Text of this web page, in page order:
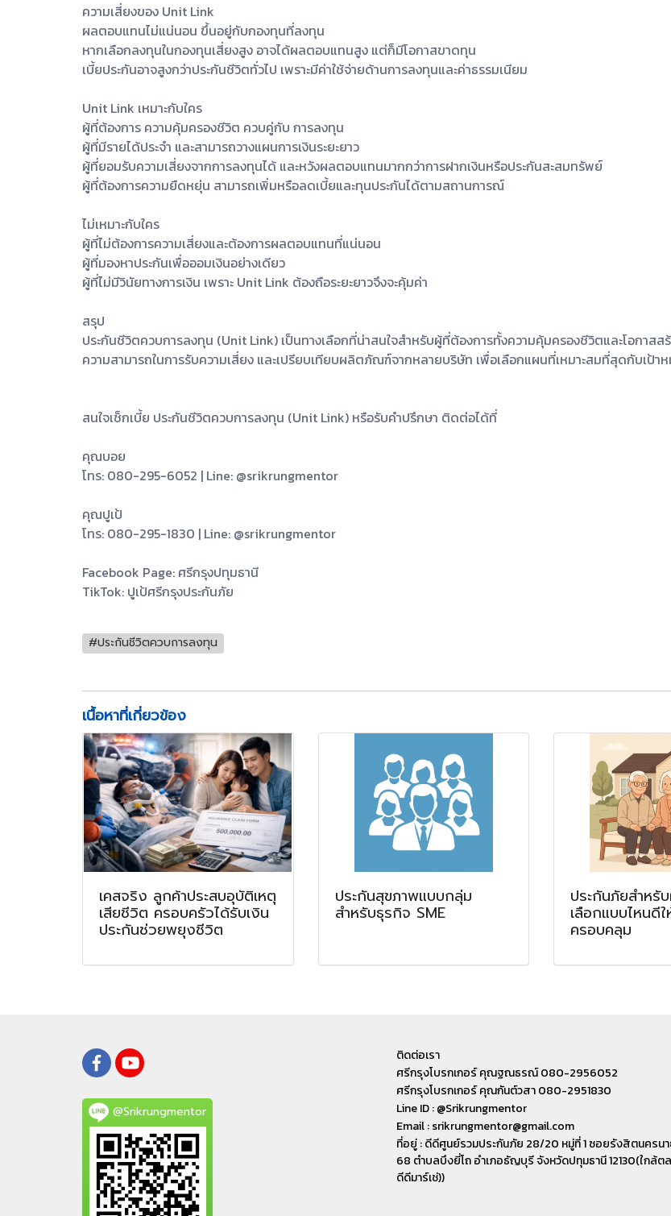
ความเสี่ยงของ Unit Link
ผลตอบแทนไม่แน่นอน ขึ้นอยู่กับกองทุนที่ลงทุน
หากเลือกลงทุนในกองทุนเสี่ยงสูง อาจได้ผลตอบแทนสูง แต่ก็มีโอกาสขาดทุน
เบี้ยประกันอาจสูงกว่าประกันชีวิตทั่วไป เพราะมีค่าใช้จ่ายด้านการลงทุนและค่าธรรมเนียม
Unit Link เหมาะกับใคร
ผู้ที่ต้องการ ความคุ้มครองชีวิต ควบคู่กับ การลงทุน
ผู้ที่มีรายได้ประจำ และสามารถวางแผนการเงินระยะยาว
ผู้ที่ยอมรับความเสี่ยงจากการลงทุนได้ และหวังผลตอบแทนมากกว่าการฝากเงินหรือประกันสะสมทรัพย์
ผู้ที่ต้องการความยืดหยุ่น สามารถเพิ่มหรือลดเบี้ยและทุนประกันได้ตามสถานการณ์
ไม่เหมาะกับใคร
ผู้ที่ไม่ต้องการความเสี่ยงและต้องการผลตอบแทนที่แน่นอน
ผู้ที่มองหาประกันเพื่อออมเงินอย่างเดียว
ผู้ที่ไม่มีวินัยทางการเงิน เพราะ Unit Link ต้องถือระยะยาวจึงจะคุ้มค่า
สรุป
ประกันชีวิตควบการลงทุน (Unit Link) เป็นทางเลือกที่น่าสนใจสำหรับผู้ที่ต้องการทั้งความคุ้มครองชีวิตและโอกา
ความสามารถในการรับความเสี่ยง และเปรียบเทียบผลิตภัณฑ์จากหลายบริษัท เพื่อเลือกแผนที่เหมาะสมที่สุดกับเป้าห
สนใจเช็กเบี้ย ประกันชีวิตควบการลงทุน (Unit Link) หรือรับคำปรึกษา ติดต่อได้ที่
คุณบอย
โทร: 080-295-6052 | Line: @srikrungmentor
คุณปูเป้
โทร: 080-295-1830 | Line: @srikrungmentor
Facebook Page: ศรีกรุงปทุมธานี
TikTok: ปูเป้ศรีกรุงประกันภัย
#ประกันชีวิตควบการลงทุน
เนื้อหาที่เกี่ยวข้อง
เคสจริง ลูกค้าประสบอุบัติเหตุ
เสียชีวิต ครอบครัวได้รับเงิน
ประกันช่วยพยุงชีวิต
ประกันสุขภาพแบบกลุ่ม
สำหรับธุรกิจ SME
ประกันภัยสำหรั
เลือกแบบไหนดี
ครอบคลุม
@Srikrungmentor
ติดต่อเรา
ศรีกรุงโบรกเกอร์ คุณฐณธรณ์ 080-2956052
ศรีกรุงโบรกเกอร์ คุณกันต์วสา 080-2951830
Line ID : @Srikrungmentor
Email : srikrungmentor@gmail.com
ที่อยู่ : ดีดีศูนย์รวมประกันภัย 28/20 หมู่ที่ 1 ซอยรังสิตนครน
68 ตำบลบึงยี่โถ อำเภอ​ธัญบุรี​ จังหวัดปทุมธานี​ 12130(ใกล้ต
ดีดีมาร์เช่))